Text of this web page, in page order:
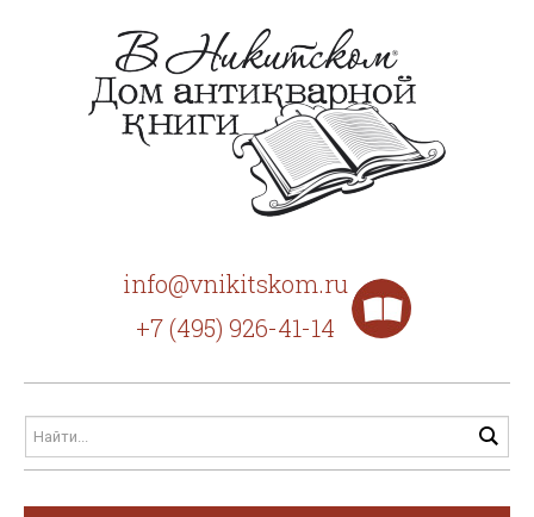
info@vnikitskom.ru
+7 (495) 926-41-14